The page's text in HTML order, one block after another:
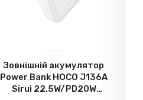
Зовнішній акумулятор
Power Bank HOCO J136A
Sirui 22.5W/PD20W